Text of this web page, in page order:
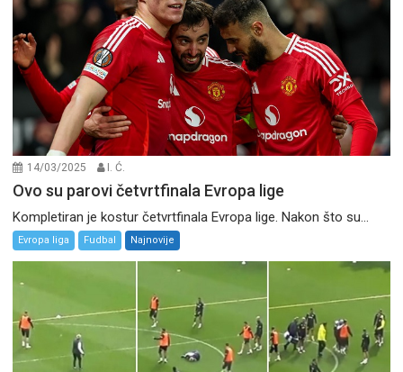
14/03/2025 I. Ć.
Ovo su parovi četvrtfinala Evropa lige
Kompletiran je kostur četvrtfinala Evropa lige. Nakon što su...
Evropa liga Fudbal Najnovije